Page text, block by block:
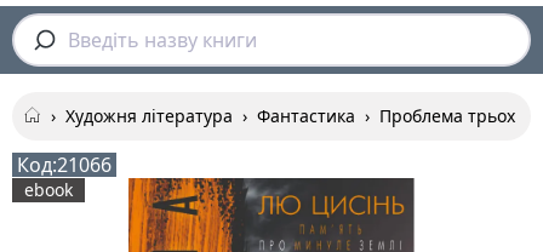
Введіть назву книги
› Художня література › Фантастика › Проблема трьох тіл
Код:21066
ebook